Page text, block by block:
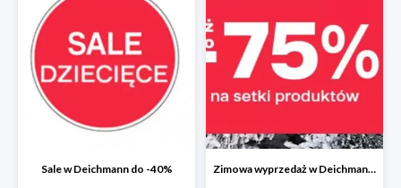
Sale w Deichmann do -40% Zimowa wyprzedaż w Deichmann do -75%